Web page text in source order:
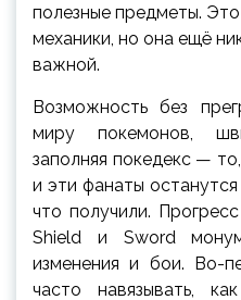
полезные предметы.
механики, но она ещё
важной.
Возможность без
миру покемонов,
заполняя покедекс —
и эти фанаты
что получили.
Shield и Sword
изменения и бои. Во-
часто навязывать,